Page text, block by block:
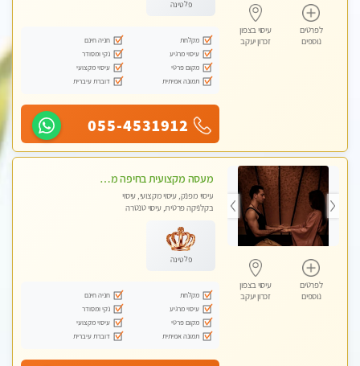
לפרטים
נוספים
עיסוי בצפון
זכרון יעקב
פלטינה
מקלחת
חניה חינם
עיסוי מרגיע
נקי ומסודר
מקום פרטי
עיסוי מקצועי
תמונה אמיתית
דוברת עיברית
055-4531912
לפרטים
נוספים
עיסוי בצפון
זכרון יעקב
מעסה מקצועית בחיפה מעסה קלאסית ומפנקת להתקשר דרך -0505750417 WhatsApp מוזמן לחוויה בלתי נשכחת!!
עיסוי מפנק, עיסוי מקצועי, עיסוי
בקלניקה פרטית, עיסוי טנטרה
פלטינה
מקלחת
חניה חינם
עיסוי מרגיע
נקי ומסודר
מקום פרטי
עיסוי מקצועי
תמונה אמיתית
דוברת עיברית